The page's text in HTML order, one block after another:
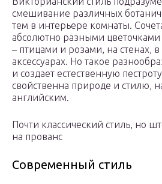
смешивание различных
тем в интерьере комнаты.
абсолютно разными
– птицами и розами, на стенах, в
аксессуарах. Но такое
и создает естественную
свойственна природе и стилю,
английским.
Почти классический стиль, но
на прованс
Современный стиль